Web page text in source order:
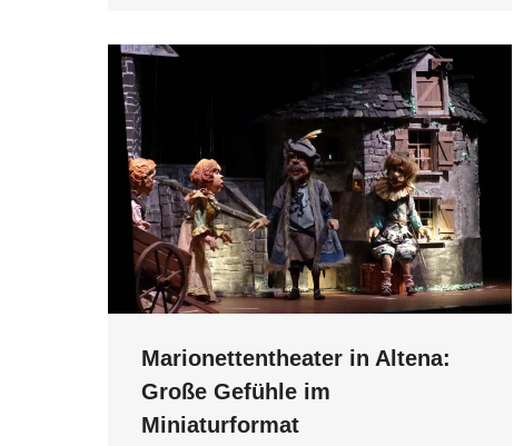
Marionettentheater in Altena:
Große Gefühle im
Miniaturformat